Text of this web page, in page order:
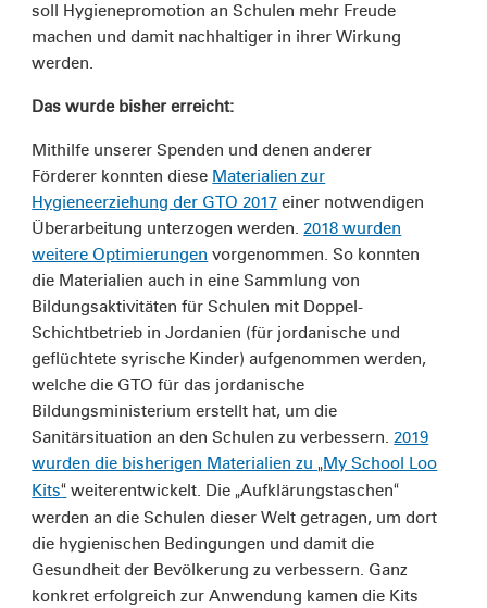
soll Hygienepromotion an Schulen mehr Freude
machen und damit nachhaltiger in ihrer Wirkung
werden.
Das wurde bisher erreicht:
Mithilfe unserer Spenden und denen anderer
Förderer konnten diese Materialien zur
Hygieneerziehung der GTO 2017 einer notwendigen
Überarbeitung unterzogen werden.2018 wurden
weitere Optimierungen vorgenommen. So konnten
die Materialien auch in eine Sammlung von
Bildungsaktivitäten für Schulen mit Doppel-
Schichtbetrieb in Jordanien (für jordanische und
geflüchtete syrische Kinder) aufgenommen werden,
welche die GTO für das jordanische
Bildungsministerium erstellt hat, um die
Sanitärsituation an den Schulen zu verbessern.2019
wurden die bisherigen Materialien zu „My School Loo
Kits“ weiterentwickelt. Die „Aufklärungstaschen“
werden an die Schulen dieser Welt getragen, um dort
die hygienischen Bedingungen und damit die
Gesundheit der Bevölkerung zu verbessern. Ganz
konkret erfolgreich zur Anwendung kamen die Kits